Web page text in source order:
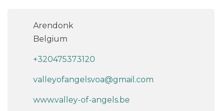
Arendonk
Belgium
+320475373120
valleyofangelsvoa@gmail.com
www.valley-of-angels.be